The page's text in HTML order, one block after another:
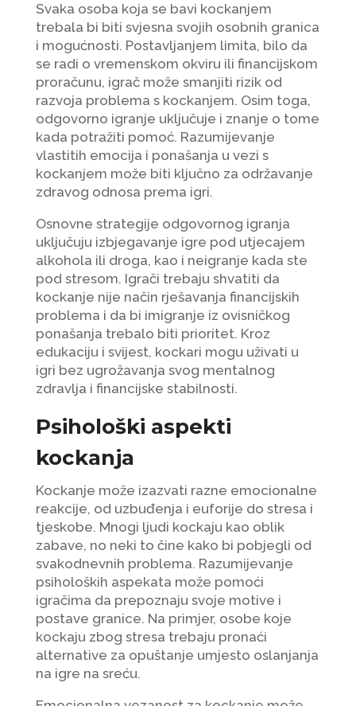
Svaka osoba koja se bavi kockanjem
trebala bi biti svjesna svojih osobnih granica
i mogućnosti. Postavljanjem limita, bilo da
se radi o vremenskom okviru ili financijskom
proračunu, igrač može smanjiti rizik od
razvoja problema s kockanjem. Osim toga,
odgovorno igranje uključuje i znanje o tome
kada potražiti pomoć. Razumijevanje
vlastitih emocija i ponašanja u vezi s
kockanjem može biti ključno za održavanje
zdravog odnosa prema igri.
Osnovne strategije odgovornog igranja
uključuju izbjegavanje igre pod utjecajem
alkohola ili droga, kao i neigranje kada ste
pod stresom. Igrači trebaju shvatiti da
kockanje nije način rješavanja financijskih
problema i da bi imigranje iz ovisničkog
ponašanja trebalo biti prioritet. Kroz
edukaciju i svijest, kockari mogu uživati u
igri bez ugrožavanja svog mentalnog
zdravlja i financijske stabilnosti.
Psihološki aspekti
kockanja
Kockanje može izazvati razne emocionalne
reakcije, od uzbuđenja i euforije do stresa i
tjeskobe. Mnogi ljudi kockaju kao oblik
zabave, no neki to čine kako bi pobjegli od
svakodnevnih problema. Razumijevanje
psiholoških aspekata može pomoći
igračima da prepoznaju svoje motive i
postave granice. Na primjer, osobe koje
kockaju zbog stresa trebaju pronaći
alternative za opuštanje umjesto oslanjanja
na igre na sreću.